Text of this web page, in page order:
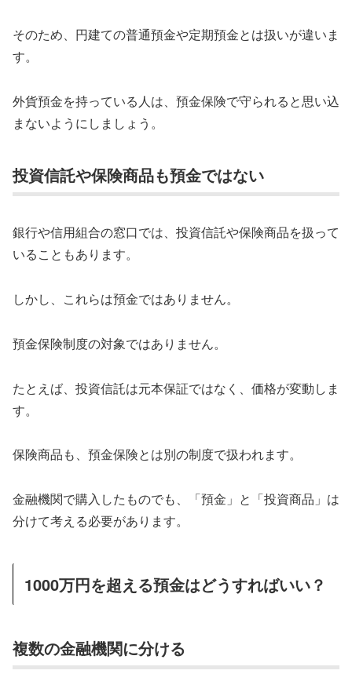
そのため、円建ての普通預金や定期預金とは扱いが違いま
す。
外貨預金を持っている人は、預金保険で守られると思い込
まないようにしましょう。
投資信託や保険商品も預金ではない
銀行や信用組合の窓口では、投資信託や保険商品を扱って
いることもあります。
しかし、これらは預金ではありません。
預金保険制度の対象ではありません。
たとえば、投資信託は元本保証ではなく、価格が変動しま
す。
保険商品も、預金保険とは別の制度で扱われます。
金融機関で購入したものでも、「預金」と「投資商品」は
分けて考える必要があります。
1000万円を超える預金はどうすればいい？
複数の金融機関に分ける